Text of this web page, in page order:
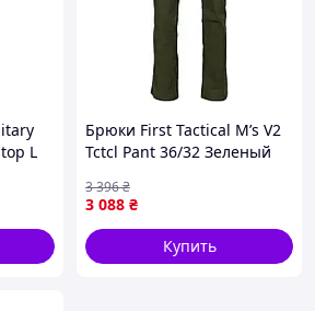
L
Брюки First Tactical M’s V2
Tctcl Pant 36/32 Зеленый
3 088 ₴
3 396₴
Купить